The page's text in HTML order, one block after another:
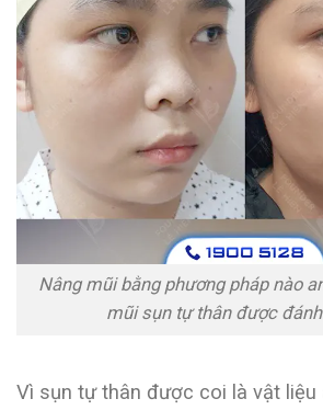
Nâng mũi bằng phương pháp nào
mũi sụn tự thân được
Vì sụn tự thân được coi là vật liệu